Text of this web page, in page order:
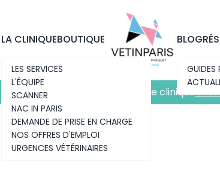
LA CLINIQUE
LES SERVICES
L'ÉQUIPE
SCANNER
NAC IN PARIS
DEMANDE DE PRISE EN CHARGE
NOS OFFRES D'EMPLOI
URGENCES VÉTÉRINAIRES
BOUTIQUE BLOG
GUIDES
Découvrez notre nouvelle clinique
Découvrez notre nouvelle clinique